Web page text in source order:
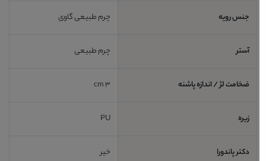
جنس رویه چرم طبیعی گاوی
آستر چرم طبیعی
ضخامت لژ / اندازه پاشنه
زیره PU
دکتر پاندورا خیر